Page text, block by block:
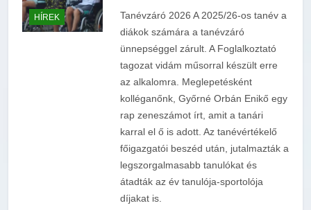
HÍREK
Tanévzáró 2026 A 2025/26-os tanév a
diákok számára a tanévzáró
ünnepséggel zárult. A Foglalkoztató
tagozat vidám műsorral készült erre
az alkalomra. Meglepetésként
kolléganőnk, Győrné Orbán Enikő egy
rap zeneszámot írt, amit a tanári
karral el ő is adott. Az tanévértékelő
főigazgatói beszéd után, jutalmazták a
legszorgalmasabb tanulókat és
átadták az év tanulója-sportolója
díjakat is.